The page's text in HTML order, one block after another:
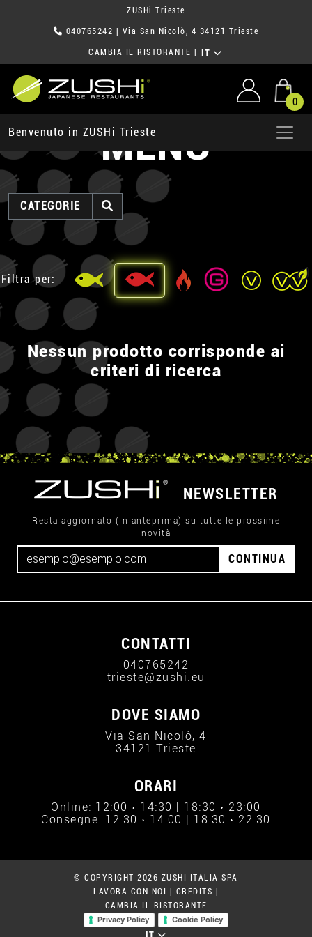
ZUSHi Trieste
040765242 | Via San Nicolò, 4 34121 Trieste
CAMBIA IL RISTORANTE IT
0
Benvenuto in ZUSHi TriesteMENU
CATEGORIE
Filtra per:
Nessun prodotto corrisponde ai
criteri di ricerca
NEWSLETTER
Resta aggiornato (in anteprima) su tutte le prossime
novità
CONTINUA
CONTATTI
040765242
trieste@zushi.eu
DOVE SIAMO
Via San Nicolò, 4
34121 Trieste
ORARI
Online: 12:00 › 14:30 | 18:30 › 23:00
Consegne: 12:30 › 14:00 | 18:30 › 22:30
© COPYRIGHT 2026 ZUSHI ITALIA SPA
LAVORA CON NOI
CREDITS
CAMBIA IL RISTORANTE
Privacy Policy
Cookie Policy